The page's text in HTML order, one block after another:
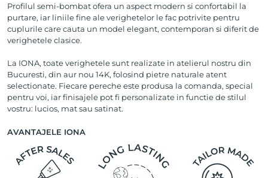
Profilul semi-bombat ofera un aspect modern si confortabil la
purtare, iar liniile fine ale verighetelor le fac potrivite pentru
cuplurile care cauta un model elegant, contemporan si diferit de
verighetele clasice.
La IONA, toate verighetele sunt realizate in atelierul nostru din
Bucuresti, din aur nou 14K, folosind pietre naturale atent
selectionate. Fiecare pereche este produsa la comanda, special
pentru voi, iar finisajele pot fi personalizate in functie de stilul
vostru: lucios, mat sau satinat.
AVANTAJELE IONA